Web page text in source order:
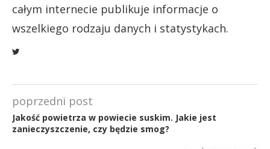
całym internecie publikuje informacje o
wszelkiego rodzaju danych i statystykach.
poprzedni post
Jakość powietrza w powiecie suskim. Jakie jest
zanieczyszczenie, czy będzie smog?